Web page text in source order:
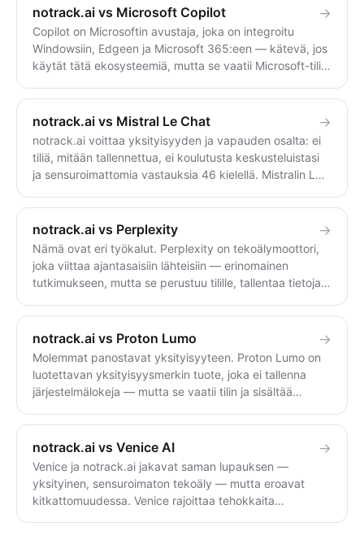
joulukuusta 2025 lähtien se käyttää
tekoälykeskustelujasi mainosten kohdennukseen, eikä
täydellistä poistumismahdollisuutta ole EU:n ja
Yhdistyneen kuningaskunnan ulkopuolella. Käytä Meta
AI:ta nopeaan sovelluksen sisäiseen apuun; käytä
notrack.ai vs Microsoft Copilot →
Copilot on Microsoftin avustaja, joka on integroitu
Windowsiin, Edgeen ja Microsoft 365:een — kätevä, jos
käytät tätä ekosysteemiä, mutta se vaatii Microsoft-tilin.
Käytä Copilotia Microsoft-integraatiota varten; käytä
notrack.ai:ta yksityisiä, anonyymejä ja
suodattamattomia vastauksia varten.
notrack.ai vs Mistral Le Chat →
notrack.ai voittaa yksityisyyden ja vapauden osalta: ei
tiliä, mitään tallennettua, ei koulutusta keskusteluistasi
ja sensuroimattomia vastauksia 46 kielellä. Mistralin Le
GDPR-oikeudet — mutta se vaatii tilin, kouluttaa
ilmaisversion keskusteluja oletuksena ja soveltaa
sisältörajoituksia. Valitse notrack.ai anonyymiin,
suodattamattomaan keskusteluun; valitse Le Chat vain,
jos haluat nimenomaan sen EU-palvelimilla toimivan
sovelluksen ja ominaisuudet.
notrack.ai vs Perplexity →
Nämä ovat eri työkalut. Perplexity on tekoälymoottori,
joka viittaa ajantasaisiin lähteisiin — erinomainen
tutkimukseen, mutta se perustuu tilille, tallentaa tietoja
ja sensuroimaton keskustelu (ei hakukone). Käytä
Perplexityä sitaattien kera tapahtuvaan ajantasaiseen
tutkimukseen; käytä notrack.ai:ta yksityiseen,
suodattamattomaan keskusteluun.
notrack.ai vs Proton Lumo →
Molemmat panostavat yksityisyyteen. Proton Lumo on
luotettavan yksityisyysmerkin tuote, joka ei tallenna
järjestelmälokeja — mutta se vaatii tilin ja sisältää
tallenna mitään ja on sensuroimaton. Valitse Lumo, jos
haluat Protonin ekosysteemin ja merkkivakuuden;
valitse notrack.ai, jos haluat tilivapaan ja
suodattamattoman vastauksen.
notrack.ai vs Venice AI →
Venice ja notrack.ai jakavat saman lupauksen —
yksityinen, sensuroimaton tekoäly — mutta eroavat
kitkattomuudessa. Venice rajoittaa tehokkaita